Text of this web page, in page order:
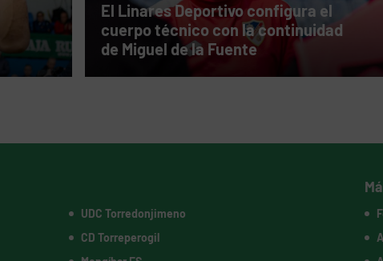
El Linares Deportivo configura el
cuerpo técnico con la continuidad
de Miguel de la Fuente
UDC Torredonjimeno
CD Torreperogil